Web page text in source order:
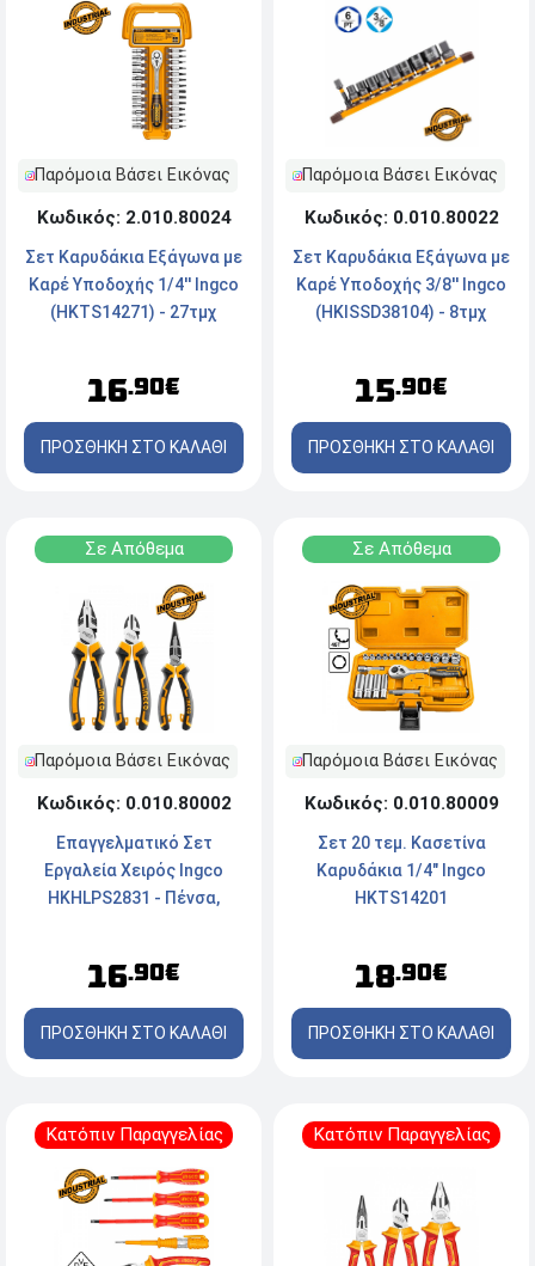
Παρόμοια Βάσει Εικόνας
Κωδικός: 2.010.80024
Σετ Καρυδάκια Εξάγωνα με
Καρέ Υποδοχής 1/4'' Ingco
(HKTS14271) - 27τμχ
16.90€
ΠΡΟΣΘΗΚΗ ΣΤΟ ΚΑΛΑΘΙ
Παρόμοια Βάσει Εικόνας
Κωδικός: 0.010.80022
Σετ Καρυδάκια Εξάγωνα με
Καρέ Υποδοχής 3/8'' Ingco
(HKISSD38104) - 8τμχ
15.90€
ΠΡΟΣΘΗΚΗ ΣΤΟ ΚΑΛΑΘΙ
Σε Απόθεμα
Παρόμοια Βάσει Εικόνας
Κωδικός: 0.010.80002
Επαγγελματικό Σετ
Εργαλεία Χειρός Ingco
HKHLPS2831 - Πένσα,
16.90€
ΠΡΟΣΘΗΚΗ ΣΤΟ ΚΑΛΑΘΙ
Σε Απόθεμα
Παρόμοια Βάσει Εικόνας
Κωδικός: 0.010.80009
Σετ 20 τεμ. Κασετίνα
Καρυδάκια 1/4" Ingco
HKTS14201
18.90€
ΠΡΟΣΘΗΚΗ ΣΤΟ ΚΑΛΑΘΙ
Κατόπιν Παραγγελίας Κατόπιν Παραγγελίας